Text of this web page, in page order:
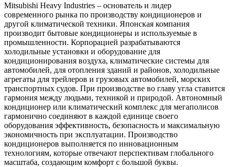
Mitsubishi Heavy Industries – основатель и лидер
современного рынка по производству кондиционеров и
другой климатической техники. Японская компания
производит бытовые кондиционеры и используемые в
промышленности. Корпорацией разрабатываются
холодильные установки и оборудование для
кондиционирования воздуха, климатические системы для
автомобилей, для отопления зданий и районов, холодильные
агрегаты для трейлеров и грузовых автомобилей, морских
транспортных судов. При производстве во главу угла ставится
гармония между людьми, техникой и природой. Автономный
кондиционер или климатический комплекс для мегаполисов
гармонично соединяют в каждой единице своего
оборудования эффективность, безопасность и максимальную
экономичность при эксплуатации. Производство
кондиционеров выполняется по инновационным
технологиям, которые отвечают перспективам глобального
масштаба, создающим комфорт с большой буквы.